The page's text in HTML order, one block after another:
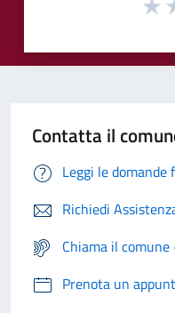
Contatta il
Leggi le domande
Richiedi
Chiama il
Prenota un